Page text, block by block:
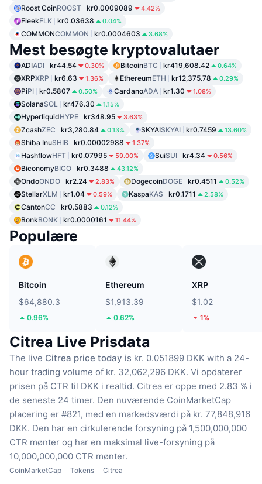
Roost CoinROOST kr0.0009089 4.42%
FleekFLK kr0.03638 0.04%
COMMONCOMMON kr0.0004603 3.68%
Mest besøgte kryptovalutaer
ADIADI kr44.54 0.30% BitcoinBTC kr419,608.42 0.64%
XRPXRP kr6.63 1.36% EthereumETH kr12,375.78 0.29%
PiPI kr0.5807 0.50% CardanoADA kr1.30 1.08%
SolanaSOL kr476.30 1.15%
HyperliquidHYPE kr348.95 3.63%
ZcashZEC kr3,280.84 0.13% SKYAISKYAI kr0.7459 13.60%
Shiba InuSHIB kr0.00002988 1.37%
HashflowHFT kr0.07995 59.00% SuiSUI kr4.34 0.56%
BiconomyBICO kr0.3488 43.12%
OndoONDO kr2.24 2.83% DogecoinDOGE kr0.4511 0.52%
StellarXLM kr1.04 0.59% KaspaKAS kr0.1711 2.58%
CantonCC kr0.5883 0.12%
BonkBONK kr0.0000161 11.44%
Populære
Bitcoin
$64,880.3
0.96%
Ethereum
$1,913.39
0.62%
XRP
$1.02
1%
Citrea Live Prisdata
The live Citrea price today is kr. 0.051899 DKK with a 24-
hour trading volume of kr. 32,062,296 DKK. Vi opdaterer
prisen på CTR til DKK i realtid. Citrea er oppe med 2.83 % i
de seneste 24 timer. Den nuværende CoinMarketCap
placering er #821, med en markedsværdi på kr. 77,848,916
DKK. Den har en cirkulerende forsyning på 1,500,000,000
CTR mønter og har en maksimal live-forsyning på
10,000,000,000 CTR mønter.
CoinMarketCap Tokens Citrea